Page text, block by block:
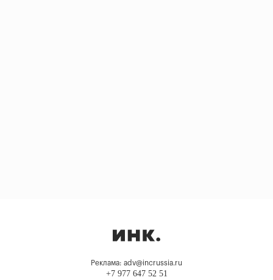
Реклама: adv@incrussia.ru
+7 977 647 52 51